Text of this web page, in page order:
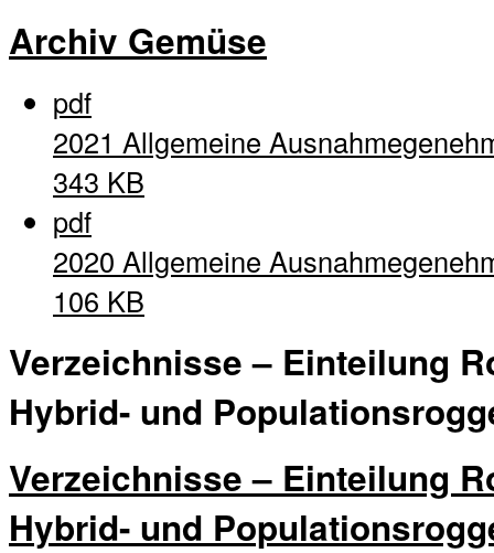
Archiv Gemüse
pdf
2021 Allgemeine
343 KB
pdf
2020 Allgemeine
106 KB
Verzeichnisse – Einteilung
Hybrid- und
Verzeichnisse – Einteilung
Hybrid- und